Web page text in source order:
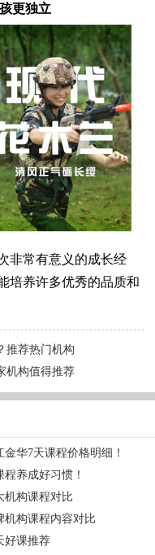
更独立
非常有意义的成长经
培养许多优秀的品质和
推荐热门机构
机构值得推荐
华7天课程价格明细！
养成好习惯！
机构课程对比
机构课程内容对比
好课推荐